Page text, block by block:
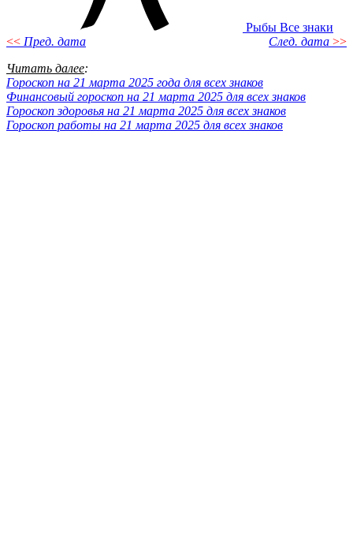
Рыбы Все знаки
<< Пред. дата След. дата >>
Читать далее:
Гороскоп на 21 марта 2025 года для всех знаков
Финансовый гороскоп на 21 марта 2025 для всех знаков
Гороскоп здоровья на 21 марта 2025 для всех знаков
Гороскоп работы на 21 марта 2025 для всех знаков